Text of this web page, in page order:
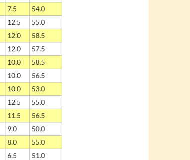
7.5
54.0
12.5
55.0
12.0
58.5
12.0
57.5
10.0
58.5
10.0
56.5
10.0
53.0
12.5
55.0
11.5
56.5
9.0
50.0
8.0
55.0
6.5
51.0